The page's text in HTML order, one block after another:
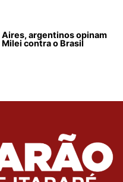
Aires, argentinos opinam
contra o Brasil